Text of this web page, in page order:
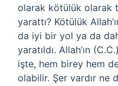
olarak kötülük olarak
yarattı? Kötülük
da iyi bir yol ya da
yaratıldı. Allah’ın
işte, hem birey hem
olabilir. Şer vardır ne